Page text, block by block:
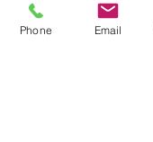
Waarom SlowBeauty
Phone Email